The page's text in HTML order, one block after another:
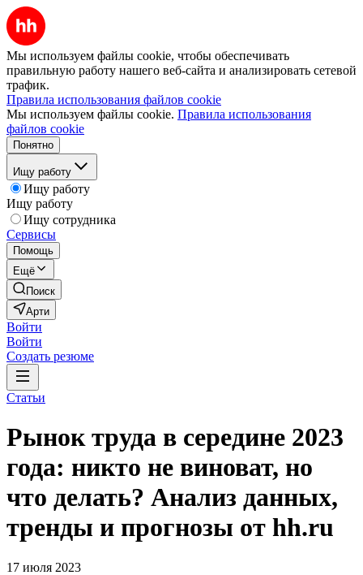
Мы используем файлы cookie, чтобы обеспечивать
правильную работу нашего веб-сайта и анализировать сетевой
трафик.
Правила использования файлов cookie
Мы используем файлы cookie. Правила использования
файлов cookie
Понятно
Ищу работу
Ищу работу
Ищу работу
Ищу сотрудника
Сервисы
Помощь
Ещё
Поиск
Арти
Войти
Войти
Создать резюме
Статьи
Рынок труда в середине 2023
года: никто не виноват, но
что делать? Анализ данных,
тренды и прогнозы от hh.ru
17 июля 2023